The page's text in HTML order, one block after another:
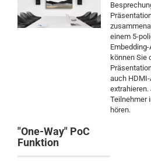
einem 5-
können Sie
auch
Teilnehmer
hören.
"One-Way" PoC
Funktion